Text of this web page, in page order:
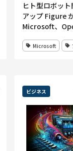
ヒト型ロボッ
アップ Figure
Microsoft、
資金調達
Microsoft
ビジネス